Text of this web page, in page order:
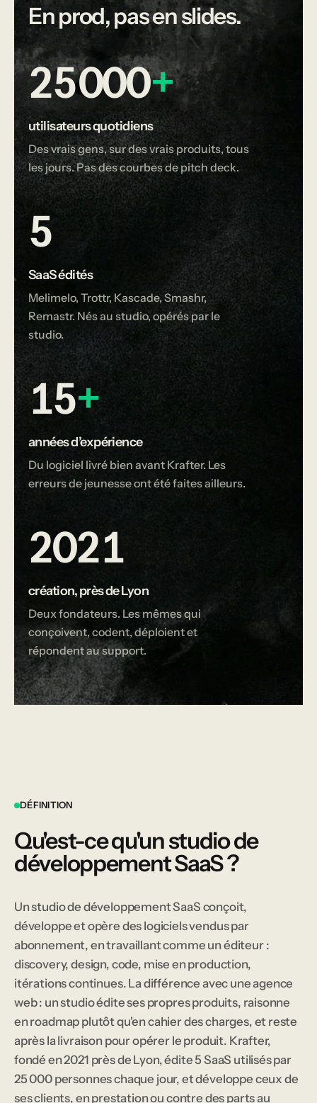
En prod, pas en slides.
25 000+
utilisateurs quotidiens
Des vrais gens, sur des vrais produits, tous
les jours. Pas des courbes de pitch deck.
5
SaaS édités
Melimelo, Trottr, Kascade, Smashr,
Remastr. Nés au studio, opérés par le
studio.
15+
années d’expérience
Du logiciel livré bien avant Krafter. Les
erreurs de jeunesse ont été faites ailleurs.
2021
création, près de Lyon
Deux fondateurs. Les mêmes qui
conçoivent, codent, déploient et
répondent au support.
DÉFINITION
Qu'est-ce qu'un studio de
développement SaaS ?
Un studio de développement SaaS conçoit,
développe et opère des logiciels vendus par
abonnement, en travaillant comme un éditeur :
discovery, design, code, mise en production,
itérations continues. La différence avec une agence
web : un studio édite ses propres produits, raisonne
en roadmap plutôt qu'en cahier des charges, et reste
après la livraison pour opérer le produit. Krafter,
fondé en 2021 près de Lyon, édite 5 SaaS utilisés par
25 000 personnes chaque jour, et développe ceux de
ses clients, en prestation ou contre des parts au